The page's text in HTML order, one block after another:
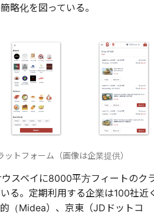
略化を図っている。
ットフォーム（画像は企業提供）
スベイに8000平方フィートのク
る。定期利用する企業は100社近
（Midea）、京東（JDドットコ